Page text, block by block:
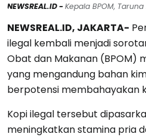
NEWSREAL.ID -Kepala BPOM,
NEWSREAL.ID, JAKARTA-
ilegal kembali menjadi
Obat dan Makanan (BPOM)
yang mengandung bahan
berpotensi membahayakan
Kopi ilegal tersebut
meningkatkan stamina pria